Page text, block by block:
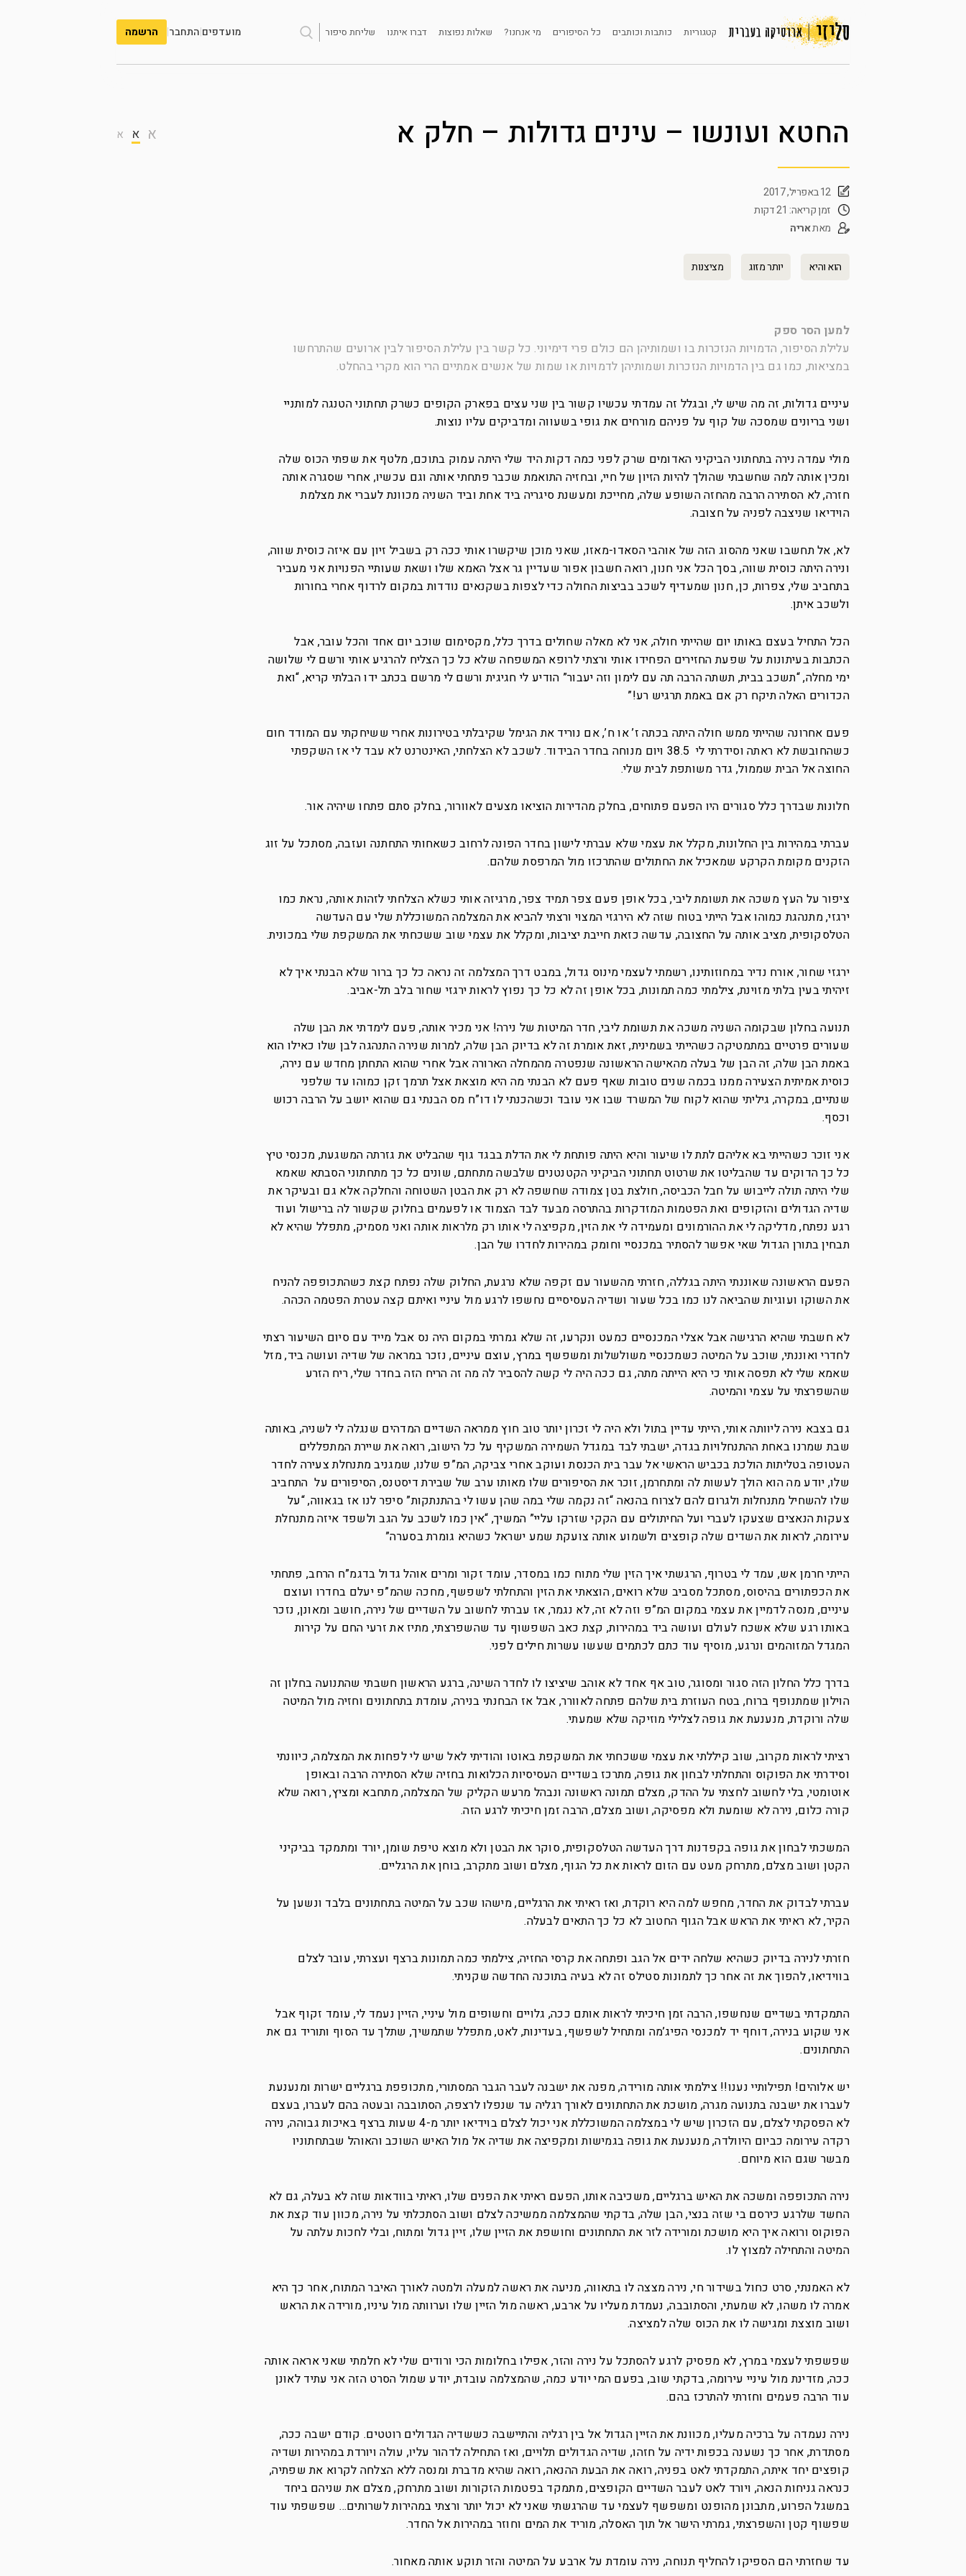
קטגוריות כותבות וכותבים כל הסיפורים מי אנחנו? שאלות נפוצות דברו איתנו שליחת סיפור מועדפים|התחבר| הרשמה
החטא ועונשו – עינים גדולות – חלק א א א א
12 באפריל, 2017
זמן קריאה: 21 דקות
מאתאריה
הוא והיא יותר מזוג מציצנות
למען הסר ספק
עלילת הסיפור, הדמויות הנזכרות בו ושמותיהן הם כולם פרי דימיוני. כל קשר בין עלילת הסיפור לבין ארועים שהתרחשו
במציאות, כמו גם בין הדמויות הנזכרות ושמותיהן לדמויות או שמות של אנשים אמתיים הרי הוא מקרי בהחלט.
עיניים גדולות, זה מה שיש לי, ובגלל זה עמדתי עכשיו קשור בין שני עצים בפארק הקופים כשרק תחתוני הטנגה למותניי
ושני בריונים שמסכה של קוף על פניהם מורחים את גופי בשעווה ומדביקים עליו נוצות.
מולי עמדה נירה בתחתוני הביקיני האדומים שרק לפני כמה דקות היד שלי היתה עמוק בתוכם, מלטף את שפתי הכוס שלה
ומכין אותה למה שחשבתי שהולך להיות הזיון של חיי, ובחזיה התואמת שכבר פתחתי אותה וגם עכשיו, אחרי שסגרה אותה
חזרה, לא הסתירה הרבה מהחזה השופע שלה, מחייכת ומעשנת סיגריה ביד אחת וביד השניה מכוונת לעברי את מצלמת
הוידיאו שניצבה לפניה על חצובה.
לא, אל תחשבו שאני מהסוג הזה של אוהבי הסאדו-מאזו, שאני מוכן שיקשרו אותי ככה רק בשביל זיון עם איזה כוסית שווה,
ונירה היתה כוסית שווה, בסך הכל אני חנון, רואה חשבון אפור שעדיין גר אצל האמא שלו ושאת שעותיי הפנויות אני מעביר
בתחביב שלי, צפרות, כן, חנון שמעדיף לשכב בביצות החולה כדי לצפות בשקנאים נודדות במקום לרדוף אחרי בחורות
ולשכב איתן.
הכל התחיל בעצם באותו יום שהייתי חולה, אני לא מאלה שחולים בדרך כלל, מקסימום שוכב יום אחד והכל עובר, אבל
הכתבות בעיתונות על שפעת החזירים הפחידו אותי ורצתי לרופא המשפחה שלא כל כך הצליח להרגיע אותי ורשם לי שלושה
ימי מחלה, “תשכב בבית, תשתה הרבה תה עם לימון וזה יעבור” הודיע לי חגיגית ורשם לי מרשם בכתב ידו הבלתי קריא, “ואת
הכדורים האלה תיקח רק אם באמת תרגיש רע!”
פעם אחרונה שהייתי ממש חולה היתה בכתה ז’ או ח’, אם נוריד את הגימל שקיבלתי בטירונות אחרי ששיחקתי עם המודד חום
כשהחובשת לא ראתה וסידרתי לי 38.5 ויום מנוחה בחדר הבידוד. לשכב לא הצלחתי, האינטרנט לא עבד לי אז השקפתי
החוצה אל הבית שממול, גדר משותפת לבית שלי.
חלונות שבדרך כלל סגורים היו הפעם פתוחים, בחלק מהדירות הוציאו מצעים לאוורור, בחלק סתם פתחו שיהיה אור.
עברתי במהירות בין החלונות, מקלל את עצמי שלא עברתי לישון בחדר הפונה לרחוב כשאחותי התחתנה ועזבה, מסתכל על זוג
הזקנים מקומת הקרקע שמאכיל את החתולים שהתרכזו מול המרפסת שלהם.
ציפור על העץ משכה את תשומת ליבי, בכל אופן פעם צפר תמיד צפר, מרגיזה אותי כשלא הצלחתי לזהות אותה, נראת כמו
ירגזי, מתנהגת כמוהו אבל הייתי בטוח שזה לא הירגזי המצוי ורצתי להביא את המצלמה המשוכללת שלי עם העדשה
הטלסקופית, מציב אותה על החצובה, עדשה כזאת חייבת יציבות, ומקלל את עצמי שוב ששכחתי את המשקפת שלי במכונית.
ירגזי שחור, אורח נדיר במחוזותינו, רשמתי לעצמי מינוס גדול, במבט דרך המצלמה זה נראה כל כך ברור שלא הבנתי איך לא
זיהיתי בעין בלתי מזוינת, צילמתי כמה תמונות, בכל אופן זה לא כל כך נפוץ לראות ירגזי שחור בלב תל-אביב.
תנועה בחלון שבקומה השניה משכה את תשומת ליבי, חדר המיטות של נירה! אני מכיר אותה, פעם לימדתי את הבן שלה
שעורים פרטיים במתמטיקה כשהייתי בשמינית, זאת אומרת זה לא בדיוק הבן שלה, למרות שנירה התנהגה לבן שלו כאילו הוא
באמת הבן שלה, זה הבן של בעלה מהאישה הראשונה שנפטרה מהמחלה הארורה אבל אחרי שהוא התחתן מחדש עם נירה,
כוסית אמיתית הצעירה ממנו בכמה שנים טובות שאף פעם לא הבנתי מה היא מוצאת אצל תרמך זקן כמוהו עד שלפני
שנתיים, במקרה, גיליתי שהוא לקוח של המשרד שבו אני עובד וכשהכנתי לו דו”ח מס הבנתי גם שהוא יושב על הרבה רכוש
וכסף.
אני זוכר כשהייתי בא אליהם לתת לו שיעור והיא היתה פותחת לי את הדלת בבגד גוף שהבליט את גזרתה המשגעת, מכנסי טיץ
כל כך הדוקים עד שהבליטו את שרטוט תחתוני הביקיני הקטנטנים שלבשה מתחתם, שונים כל כך מתחתוני הסבתא שאמא
שלי היתה תולה לייבוש על חבל הכביסה, חולצת בטן צמודה שחשפה לא רק את הבטן השטוחה והחלקה אלא גם ובעיקר את
שדיה הגדולים והזקופים ואת הפטמות המזדקרות בהתרסה מבעד לבד הצמוד או לפעמים בחלוק שקשור לה ברישול ועוד
רגע נפתח, מדליקה לי את ההורמונים ומעמידה לי את הזין, מקפיצה לי אותו רק מלראות אותה ואני מסמיק, מתפלל שהיא לא
תבחין בתורן הגדול שאי אפשר להסתיר במכנסיי וחומק במהירות לחדרו של הבן.
הפעם הראשונה שאוננתי היתה בגללה, חזרתי מהשעור עם זקפה שלא נרגעת, החלוק שלה נפתח קצת כשהתכופפה להניח
את השוקו ועוגיות שהביאה לנו כמו בכל שעור ושדיה העסיסיים נחשפו לרגע מול עיניי ואיתם קצה עטרת הפטמה הכהה.
לא חשבתי שהיא הרגישה אבל אצלי המכנסיים כמעט ונקרעו, זה שלא גמרתי במקום היה נס אבל מייד עם סיום השיעור רצתי
לחדרי ואוננתי, שוכב על המיטה כשמכנסיי משולשלות ומשפשף במרץ, עוצם עיניים, נזכר במראה של שדיה ועושה ביד, מזל
שאמא שלי לא תפסה אותי כי היא הייתה מתה, גם ככה היה לי קשה להסביר לה מה זה הריח הזה בחדר שלי, ריח הזרע
שהשפרצתי על עצמי והמיטה.
גם בצבא נירה ליוותה אותי, הייתי עדיין בתול ולא היה לי זכרון יותר טוב חוץ ממראה השדיים המדהים שנגלה לי לשניה, באותה
שבת שמרנו באחת ההתנחלויות בגדה, ישבתי לבד במגדל השמירה המשקיף על כל הישוב, רואה את שיירת המתפללים
העטופה בטליתות הולכת בכביש הראשי אל עבר בית הכנסת ועוקב אחרי צביקה, המ”פ שלנו, שמגניב מתנחלת צעירה לחדר
שלו, יודע מה הוא הולך לעשות לה ומתחרמן, זוכר את הסיפורים שלו מאותו ערב של שבירת דיסטנס, הסיפורים על התחביב
שלו להשחיל מתנחלות ולגרום להם לצרוח בהנאה “זה נקמה שלי במה שהן עשו לי בהתנתקות” סיפר לנו אז בגאווה, “על
צעקות הנאצים שצעקו לעברי ועל החיתולים עם הקקי שזרקו עליי” המשיך, “אין כמו לשכב על הגב ולשפד איזה מתנחלת
עירומה, לראות את השדים שלה קופצים ולשמוע אותה צועקת שמע ישראל כשהיא גומרת בסערה”
הייתי חרמן אש, עמד לי בטרוף, הרגשתי איך הזין שלי מתוח כמו במסדר, עומד זקור ומרים אוהל גדול בדגמ”ח הרחב, פתחתי
את הכפתורים בהיסוס, מסתכל מסביב שלא רואים, הוצאתי את הזין והתחלתי לשפשף, מחכה שהמ”פ יעלם בחדרו ועוצם
עיניים, מנסה לדמיין את עצמי במקום המ”פ וזה לא זה, לא נגמר, אז עברתי לחשוב על השדיים של נירה, חושב ומאונן, נזכר
באותו רגע שלא אשכח לעולם ועושה ביד במהירות, קצת כאב השפשוף עד שהשפרצתי, מתיז את זרעי החם על קירות
המגדל המזוהמים ונרגע, מוסיף עוד כתם לכתמים שעשו עשרות חילים לפני.
בדרך כלל החלון הזה סגור ומסוגר, טוב אף אחד לא אוהב שיציצו לו לחדר השינה, ברגע הראשון חשבתי שהתנועה בחלון זה
הוילון שמתנופף ברוח, בטח העוזרת בית שלהם פתחה לאוורר, אבל אז הבחנתי בנירה, עומדת בתחתונים וחזיה מול המיטה
שלה ורוקדת, מנענעת את גופה לצלילי מוזיקה שלא שמעתי.
רציתי לראות מקרוב, שוב קיללתי את עצמי ששכחתי את המשקפת באוטו והודיתי לאל שיש לי לפחות את המצלמה, כיוונתי
וסידרתי את הפוקוס והתחלתי לבחון את גופה, מתרכז בשדיים העסיסיות הכלואות בחזיה שלא הסתירה הרבה ובאופן
אוטומטי, בלי לחשוב לחצתי על ההדק, מצלם תמונה ראשונה ונבהל מרעש הקליק של המצלמה, מתחבא ומציץ, רואה שלא
קורה כלום, נירה לא שומעת ולא מפסיקה, ושוב מצלם, הרבה זמן חיכיתי לרגע הזה.
המשכתי לבחון את גופה בקפדנות דרך העדשה הטלסקופית, סוקר את הבטן ולא מוצא טיפת שומן, יורד ומתמקד בביקיני
הקטן ושוב מצלם, מתרחק מעט עם הזום לראות את כל הגוף, מצלם ושוב מתקרב, בוחן את הרגליים.
עברתי לבדוק את החדר, מחפש למה היא רוקדת, ואז ראיתי את הרגליים, מישהו שכב על המיטה בתחתונים בלבד ונשען על
הקיר, לא ראיתי את הראש אבל הגוף החטוב לא כל כך התאים לבעלה.
חזרתי לנירה בדיוק כשהיא שלחה ידים אל הגב ופתחה את קרסי החזיה, צילמתי כמה תמונות ברצף ועצרתי, עובר לצלם
בווידיאו, להפוך את זה אחר כך לתמונות סטילס זה לא בעיה בתוכנה החדשה שקניתי.
התמקדתי בשדיים שנחשפו, הרבה זמן חיכיתי לראות אותם ככה, גלויים וחשופים מול עיניי, הזיין נעמד לי, עומד זקוף אבל
אני שקוע בנירה, דוחף יד למכנסי הפיג’מה ומתחיל לשפשף, בעדינות, לאט, מתפלל שתמשיך, שתלך עד הסוף ותוריד גם את
התחתונים.
יש אלוהים! תפילותיי נענו!! צילמתי אותה מורידה, מפנה את ישבנה לעבר הגבר המסתורי, מתכופפת ברגליים ישרות ומנענעת
לעברו את ישבנה בתנועה מגרה, מושכת את התחתונים לאורך רגליה עד שנפלו לרצפה, הסתובבה ובעטה בהם לעברו, בעצם
לא הפסקתי לצלם, עם הזכרון שיש לי במצלמה המשוכללת אני יכול לצלם בוידיאו יותר מ-4 שעות ברצף באיכות גבוהה, נירה
רקדה עירומה כביום היוולדה, מנענעת את גופה בגמישות ומקפיצה את שדיה אל מול האיש השוכב והאוהל שבתחתוניו
מבשר שגם הוא מיוחם.
נירה התכופפה ומשכה את האיש ברגליים, משכיבה אותו, הפעם ראיתי את הפנים שלו, ראיתי בוודאות שזה לא בעלה, גם לא
החשד שלרגע כירסם בי שזה בנצי, הבן שלה, בדקתי שהמצלמה ממשיכה לצלם ושוב הסתכלתי על נירה, מכוון עוד קצת את
הפוקוס ורואה איך היא מושכת ומורידה לזר את התחתונים וחושפת את הזיין שלו, זיין גדול ומתוח, ובלי לחכות עלתה על
המיטה והתחילה למצוץ לו.
לא האמנתי, סרט כחול בשידור חי, נירה מצצה לו בתאווה, מניעה את ראשה למעלה ולמטה לאורך האיבר המתוח, אחר כך היא
אמרה לו משהו, לא שמעתי, והסתובבה, נעמדת מעליו על ארבע, ראשה מול הזיין שלו וערוותה מול עיניו, מורידה את הראש
ושוב מוצצת ומגישה לו את הכוס שלה למציצה.
שפשפתי לעצמי במרץ, לא מפסיק לרגע להסתכל על נירה והזר, אפילו בחלומות הכי ורודים שלי לא חלמתי שאני אראה אותה
ככה, מזדינת מול עיניי עירומה, בדקתי שוב, בפעם המי יודע כמה, שהמצלמה עובדת, יודע שמול הסרט הזה אני עתיד לאונן
עוד הרבה פעמים וחזרתי להתרכז בהם.
נירה נעמדה על ברכיה מעליו, מכוונת את הזיין הגדול אל בין רגליה והתיישבה כששדיה הגדולים רוטטים. קודם ישבה ככה,
מסתדרת, אחר כך נשענה בכפות ידיה על חזהו, שדיה הגדולים תלויים, ואז התחילה לדהור עליו, עולה ויורדת במהירות ושדיה
קופצים יחד איתה, התמקדתי לאט בפניה, רואה את הבעת ההנאה, רואה שהיא מדברת ומנסה ללא הצלחה לקרוא את שפתיה,
כנראה גניחות הנאה, ויורד לאט לעבר השדיים הקופצים, מתמקד בפטמות הזקורות ושוב מתרחק, מצלם את שניהם ביחד
במשגל הפרוע, מתבונן מהופנט ומשפשף לעצמי עד שהרגשתי שאני לא יכול יותר ורצתי במהירות לשרותים… שפשפתי עוד
שפשוף קטן והשפרצתי, גמרתי הישר אל תוך האסלה, מוריד את המים וחוזר במהירות אל החדר.
עד שחזרתי הם הספיקו להחליף תנוחה, נירה עומדת על ארבע על המיטה והזר תוקע אותה מאחור.